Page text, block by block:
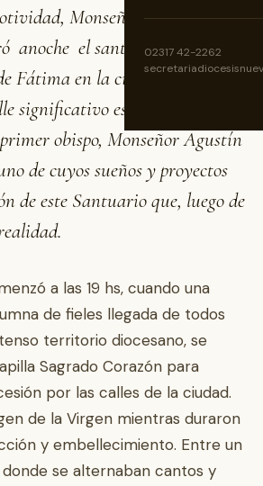
02317 42-2262
Monseñor Ariel Torrado
anoche el santuario de
Fátima en la ciudad de Nueve
significativo es que portaba la
obispo, Monseñor Agustín
de cuyos sueños y proyectos
de este Santuario que, luego de
a las 19 hs, cuando una
de fieles llegada de todos
territorio diocesano, se
Sagrado Corazón para
por las calles de la ciudad.
de la Virgen mientras duraron
y embellecimiento. Entre un
se alternaban cantos y